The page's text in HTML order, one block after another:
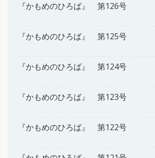
『かもめのひろば』 第126号
『かもめのひろば』 第125号
『かもめのひろば』 第124号
『かもめのひろば』 第123号
『かもめのひろば』 第122号